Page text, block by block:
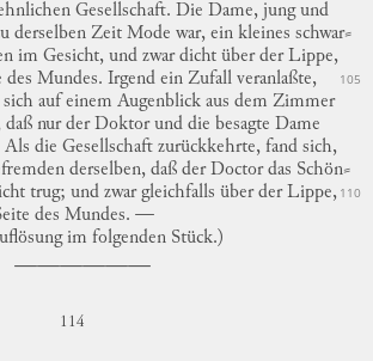
Gesellschaft. Die Dame, jung und
derselben Zeit Mode war, ein kleines schwar⸗
im Gesicht, und zwar dicht über der Lippe,
des Mundes. Irgend ein Zufall veranlaßte, 105
sich auf einem Augenblick aus dem Zimmer
daß nur der Doktor und die besagte Dame
Als die Gesellschaft zurückkehrte, fand sich,
derselben, daß der Doctor das Schön⸗
trug; und zwar gleichfalls über der Lippe, 110
des Mundes. —
im folgenden Stück.)
114